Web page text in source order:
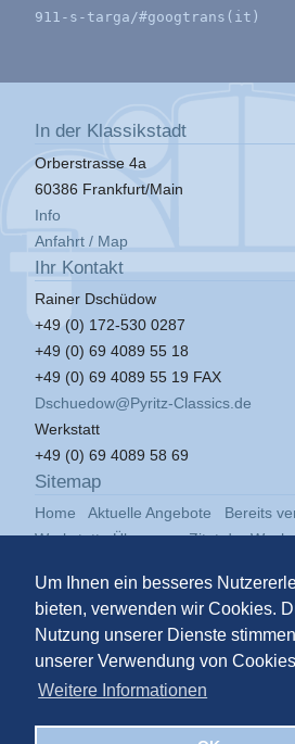
Um Ihnen ein besseres
bieten, verwenden wir Cookies.
Nutzung unserer Dienste
unserer Verwendung von
Weitere Informationen
911-s-targa/#googtrans(it)
In der Klassikstadt
Orberstrasse 4a
60386 Frankfurt/Main
Info
Anfahrt / Map
Ihr Kontakt
Rainer Dschüdow
+49 (0) 172-530 0287
+49 (0) 69 4089 55 18
+49 (0) 69 4089 55 19 FAX
Dschuedow@Pyritz-Classics.de
Werkstatt
+49 (0) 69 4089 58 69
Sitemap
Home Aktuelle Angebote Bereits
Werkstatt
Über uns Zitat der
© 2026Pyritz Classics GmbH